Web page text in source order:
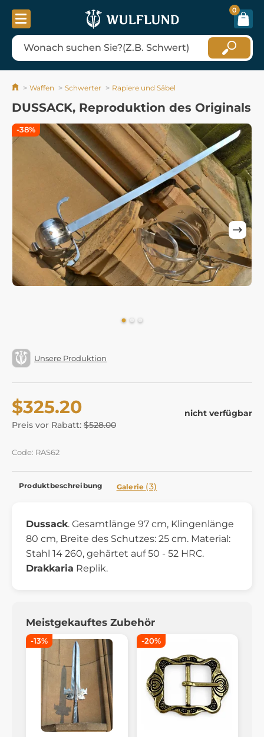
0
Waffen Schwerter Rapiere und Säbel
DUSSACK, Reproduktion des Originals
Unsere Produktion
$325.20
Preis vor Rabatt: $528.00
nicht verfügbar
Code: RAS62
-38%
Produktbeschreibung Galerie (3)
Dussack. Gesamtlänge 97 cm, Klingenlänge
80 cm, Breite des Schutzes: 25 cm. Material:
Stahl 14 260, gehärtet auf 50 - 52 HRC.
Drakkaria Replik.
Meistgekauftes Zubehör
-13% -20%